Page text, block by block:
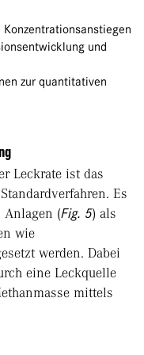
und
zur quantitativen
Leckrate ist das
Es
(Fig. 5) als
wie
werden. Dabei
eine Leckquelle
mittels